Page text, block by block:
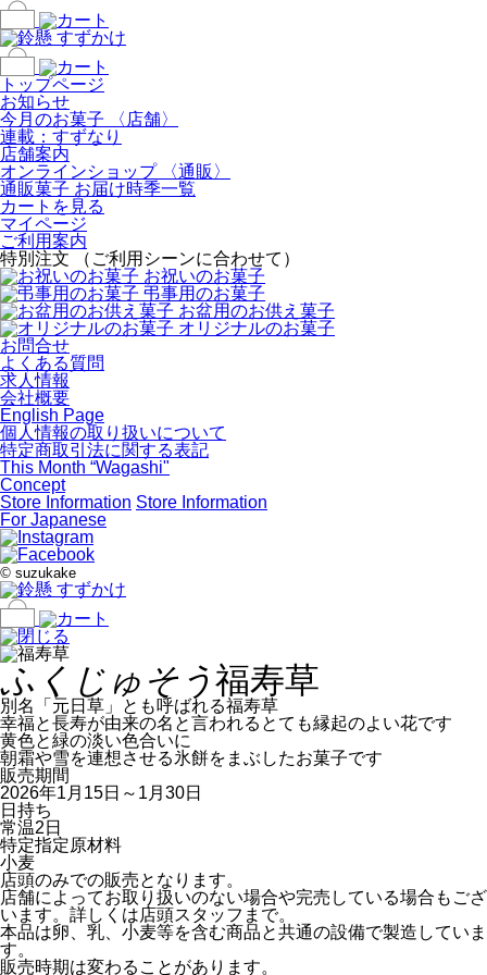
トップページ
お知らせ
今月のお菓子 〈店舗〉
連載：すずなり
店舗案内
オンラインショップ 〈通販〉
通販菓子 お届け時季一覧
カートを見る
マイページ
ご利用案内
特別注文 （ご利用シーンに合わせて）
お祝いのお菓子
弔事用のお菓子
お盆用のお供え菓子
オリジナルのお菓子
お問合せ
よくある質問
求人情報
会社概要
English Page
個人情報の取り扱いについて
特定商取引法に関する表記
This Month “Wagashi"
Concept
Store Information Store Information
For Japanese
© suzukake
ふくじゅそう福寿草
別名「元日草」とも呼ばれる福寿草
幸福と長寿が由来の名と言われるとても縁起のよい花です
黄色と緑の淡い色合いに
朝霜や雪を連想させる氷餅をまぶしたお菓子です
販売期間
2026年1月15日～1月30日
日持ち
常温2日
特定指定原材料
小麦
店頭のみでの販売となります。
店舗によってお取り扱いのない場合や完売している場合もござ
います。詳しくは店頭スタッフまで。
本品は卵、乳、小麦等を含む商品と共通の設備で製造していま
す。
販売時期は変わることがあります。